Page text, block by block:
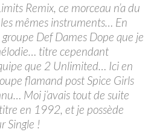
Remix, ce morceau n’a du
mêmes instruments… En
groupe Def Dames Dope que je
titre cependant
que 2 Unlimited… Ici en
flamand post Spice Girls
Moi j’avais tout de suite
en 1992, et je possède
Single !